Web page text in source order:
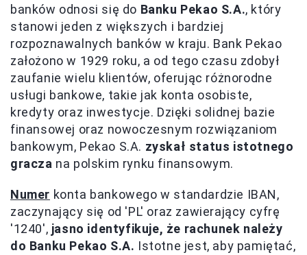
banków odnosi się do Banku Pekao S.A., który
stanowi jeden z większych i bardziej
rozpoznawalnych banków w kraju. Bank Pekao
założono w 1929 roku, a od tego czasu zdobył
zaufanie wielu klientów, oferując różnorodne
usługi bankowe, takie jak konta osobiste,
kredyty oraz inwestycje. Dzięki solidnej bazie
finansowej oraz nowoczesnym rozwiązaniom
bankowym, Pekao S.A. zyskał status istotnego
gracza na polskim rynku finansowym.
Numer konta bankowego w standardzie IBAN,
zaczynający się od 'PL' oraz zawierający cyfrę
'1240', jasno identyfikuje, że rachunek należy
do Banku Pekao S.A. Istotne jest, aby pamiętać,